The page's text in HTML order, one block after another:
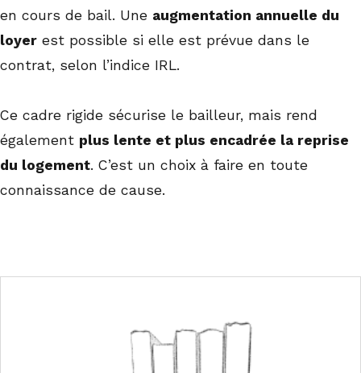
en cours de bail. Une augmentation annuelle du
loyer est possible si elle est prévue dans le
contrat, selon l’indice IRL.
Ce cadre rigide sécurise le bailleur, mais rend
également plus lente et plus encadrée la reprise
du logement. C’est un choix à faire en toute
connaissance de cause.